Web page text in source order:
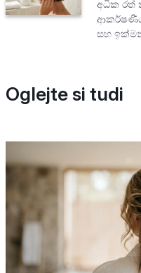
අධික රත්
සහ
Oglejte si tudi